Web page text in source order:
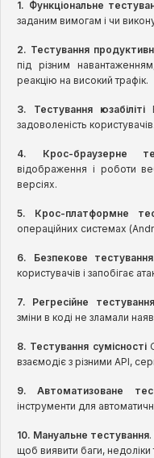
1. Функціональне
заданим вимогам і чи
2. Тестування
під різним
реакцію на високий трафік.
3. Тестування юзабіліті
задоволеність користувачів.
4. Крос-браузерне
відображення і роботи
версіях.
5. Крос-платформне
операційних системах
6. Безпекове тестування
користувачів і запобігає
7. Регресійне тестування
зміни в коді не зламали
8. Тестування сумісності
взаємодіє з різними API,
9. Автоматизоване
інструменти для
10. Мануальне тестування
щоб виявити баги, недоліки